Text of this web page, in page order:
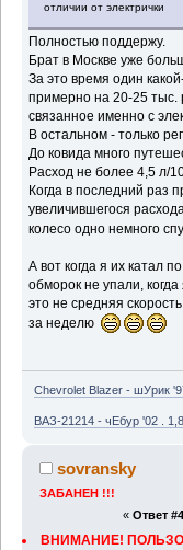
отличии от электрички
Полностью поддержу.
Брат в Москве уже
За это время один
примерно на 20-25 тыс.
связанное именно с
В остальном - только
До ковида много
Расход не более 4,5 л/
Когда в последний раз
увеличившегося
колесо одно немного
А вот когда я их катал
обморок не упали,
это не средняя
за неделю
Chevrolet Blazer - шУрик
ВАЗ-21214 - чЕбур '02 .
sovransky
ЗАБАНЕН !!!
« Ответ
ВНИМАНИЕ!